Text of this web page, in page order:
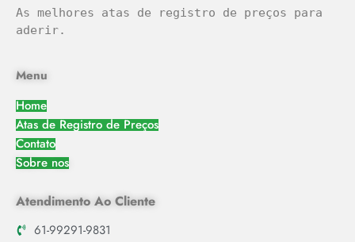
As melhores atas de registro de preços para
aderir.
Menu
Home
Atas de Registro de Preços
Contato
Sobre nos
Atendimento Ao Cliente
61-99291-9831